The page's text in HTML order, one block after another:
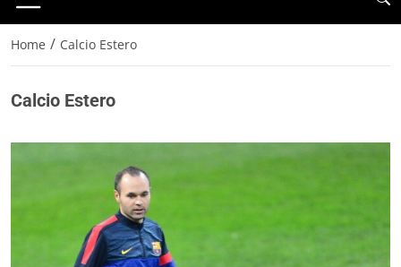
Home / Calcio Estero
Calcio Estero